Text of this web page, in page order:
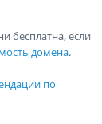
бесплатна, если
домена.
по